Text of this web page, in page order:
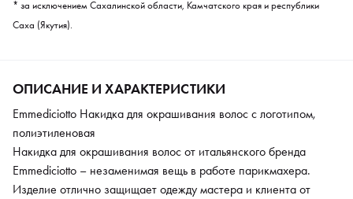
* за исключением Сахалинской области, Камчатского края и республики
Саха (Якутия).
ОПИСАНИЕ И ХАРАКТЕРИСТИКИ
Emmediciotto Накидка для окрашивания волос с логотипом,
полиэтиленовая
Накидка для окрашивания волос от итальянского бренда
Emmediciotto – незаменимая вещь в работе парикмахера.
Изделие отлично защищает одежду мастера и клиента от